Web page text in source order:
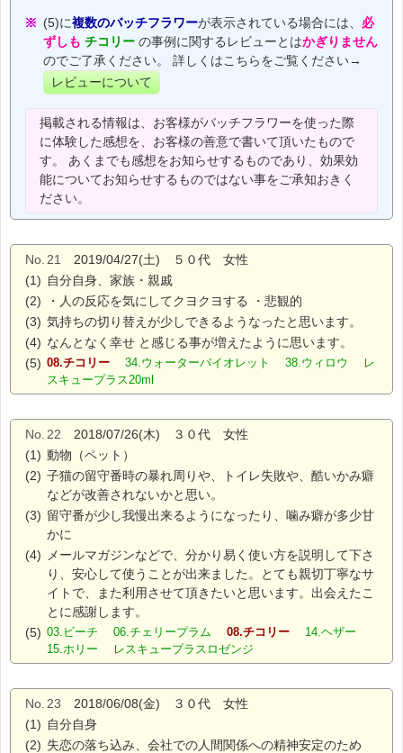
(5)に複数のバッチフラワーが表示されている場合には、 必
ずしも チコリー の事例に関するレビューとはかぎりません
のでご了承ください。 詳しくはこちらをご覧ください→
レビューについて
掲載される情報は、お客様がバッチフラワーを使った際
に体験した感想を、お客様の善意で書いて頂いたもので
す。 あくまでも感想をお知らせするものであり、効果効
能についてお知らせするものではない事をご承知おきく
ださい。
No. 21
2019/04/27(土) ５０代 女性
(1) 自分自身、家族・親戚
(2)
・人の反応を気にしてクヨクヨする ・悲観的
(3) 気持ちの切り替えが少しできるようなったと思います。
(4) なんとなく幸せ と感じる事が増えたように思います。
(5) 08.チコリー
34.ウォーターバイオレット 38.ウィロウ レ
スキュープラス20ml
No. 22 2018/07/26(木) ３０代 女性
(1) 動物（ペット）
(2) 子猫の留守番時の暴れ周りや、トイレ失敗や、酷いかみ癖
などが改善されないかと思い。
(3) 留守番が少し我慢出来るようになったり、噛み癖が多少甘
かに
(4)
メールマガジンなどで、分かり易く使い方を説明して下さ
り、安心して使うことが出来ました。とても親切丁寧なサ
イトで、また利用させて頂きたいと思います。出会えたこ
とに感謝します。
(5) 03.ビーチ 06.チェリープラム 08.チコリー
14.ヘザー
15.ホリー レスキュープラスロゼンジ
No. 23 2018/06/08(金) ３０代 女性
(1) 自分自身
(2) 失恋の落ち込み、会社での人間関係への精神安定のため